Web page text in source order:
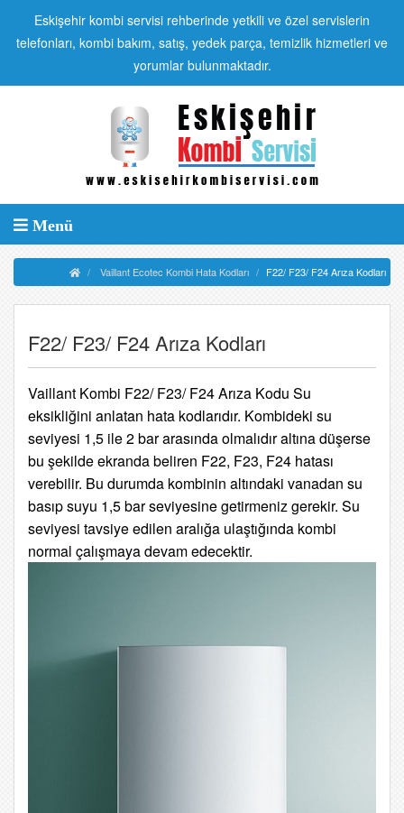
Eskişehir kombi servisi rehberinde yetkili ve özel servislerin
telefonları, kombi bakım, satış, yedek parça, temizlik hizmetleri ve
yorumlar bulunmaktadır.
Menü
Vaillant Ecotec Kombi Hata Kodları F22/ F23/ F24 Arıza Kodları
F22/ F23/ F24 Arıza Kodları
Vaillant Kombi F22/ F23/ F24 Arıza Kodu Su
eksikliğini anlatan hata kodlarıdır. Kombideki su
seviyesi 1,5 ile 2 bar arasında olmalıdır altına düşerse
bu şekilde ekranda beliren F22, F23, F24 hatası
verebilir. Bu durumda kombinin altındaki vanadan su
basıp suyu 1,5 bar seviyesine getirmeniz gerekir. Su
seviyesi tavsiye edilen aralığa ulaştığında kombi
normal çalışmaya devam edecektir.